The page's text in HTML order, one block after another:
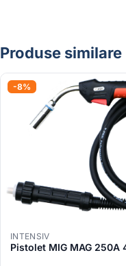
Produse similare
-8%
INTENSIV
Pistolet MIG MAG 250A